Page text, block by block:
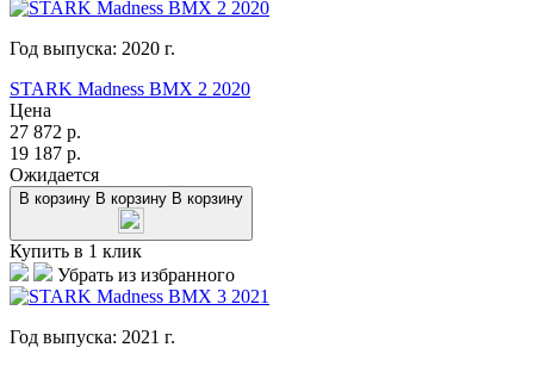
Год выпуска: 2020 г.
STARK Madness BMX 2 2020
Цена
27 872 р.
19 187 р.
Ожидается
В корзину В корзину В корзину
Купить в 1 клик
Убрать из избранного
Год выпуска: 2021 г.